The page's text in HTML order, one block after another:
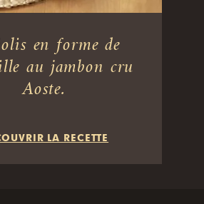
en forme de
au jambon cru
Aoste.
LA RECETTE